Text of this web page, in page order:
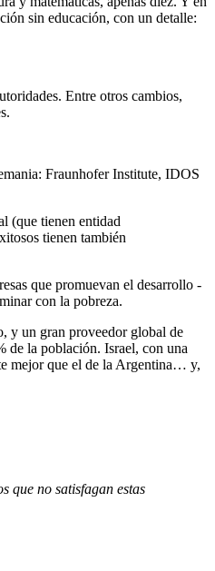
sin educación, con un detalle:
Entre otros cambios,
Fraunhofer Institute, IDOS
(que tienen entidad
tienen también
que promuevan el desarrollo -
con la pobreza.
y un gran proveedor global de
de la población. Israel, con una
mejor que el de la Argentina… y,
que no satisfagan estas